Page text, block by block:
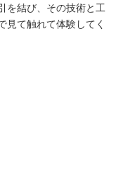
を結び、その技術と工
見て触れて体験してく